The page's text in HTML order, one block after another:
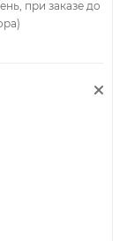
при заказе до